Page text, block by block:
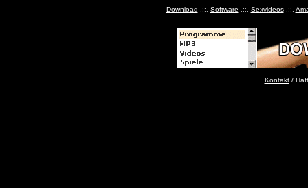
Download .::. Software .::. Sexvideos.::.
Kontakt/